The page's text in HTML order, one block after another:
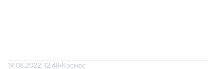
19.08.2022, 12:48 Космос